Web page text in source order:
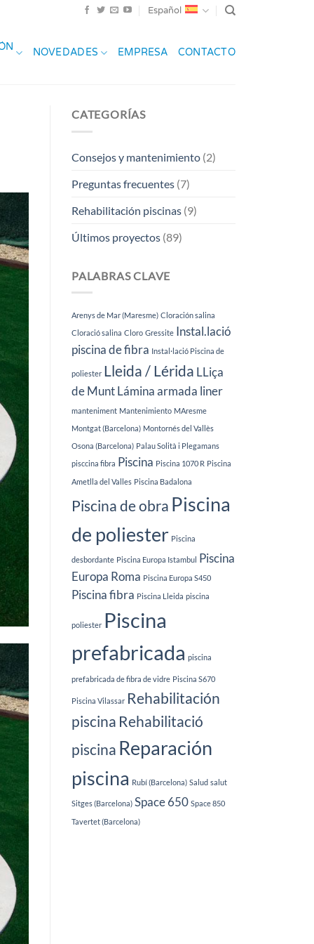
Español
NOVEDADES EMPRESA CONTACTO
CATEGORÍAS
Consejos y mantenimiento (2)
Preguntas frecuentes (7)
Rehabilitación piscinas (9)
Últimos proyectos (89)
PALABRAS CLAVE
Arenys de Mar (Maresme) Cloración salina
Cloració salina Cloro Gressite Instal.lació
piscina de fibra Instal·lació Piscina de
poliester Lleida / Lérida LLiça
de MuntLámina armada liner
manteniment Mantenimiento MAresme
Montgat (Barcelona) Montornés del Vallès
Osona (Barcelona) Palau Solità i Plegamans
pisccina fibra Piscina Piscina 1070 R Piscina
Ametlla del Valles Piscina Badalona
Piscina de obra Piscina
de poliester Piscina
desbordante Piscina Europa Istambul Piscina
Europa Roma Piscina Europa S450
Piscina fibra Piscina Lleida piscina
poliester Piscina
prefabricada piscina
prefabricada de fibra de vidre Piscina S670
Piscina Vilassar Rehabilitación
piscina Rehabilitació
piscina Reparación
piscina Rubí (Barcelona) Salud salut
Sitges (Barcelona) Space 650 Space 850
Tavertet (Barcelona)